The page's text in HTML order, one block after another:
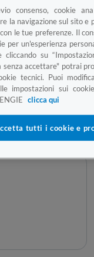
consenso, cookie
la navigazione sul sito e
le tue preferenze. Il
per un'esperienza
su
accettare" potrai
tecnici. Puoi
impostazioni sui
clicca qui
tutti i cookie e